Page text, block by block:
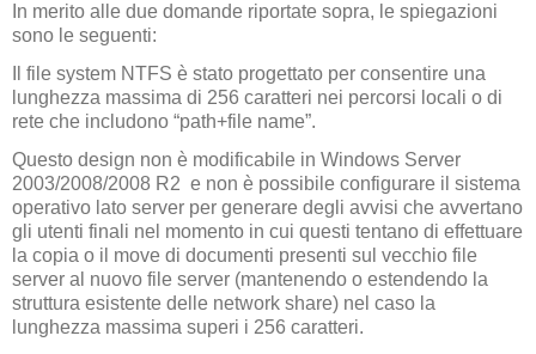
In merito alle due domande riportate sopra, le spiegazioni
sono le seguenti:
Il file system NTFS è stato progettato per consentire una
lunghezza massima di 256 caratteri nei percorsi locali o di
rete che includono “path+file name”.
Questo design non è modificabile in Windows Server
2003/2008/2008 R2 e non è possibile configurare il sistema
operativo lato server per generare degli avvisi che avvertano
gli utenti finali nel momento in cui questi tentano di effettuare
la copia o il move di documenti presenti sul vecchio file
server al nuovo file server (mantenendo o estendendo la
struttura esistente delle network share) nel caso la
lunghezza massima superi i 256 caratteri.